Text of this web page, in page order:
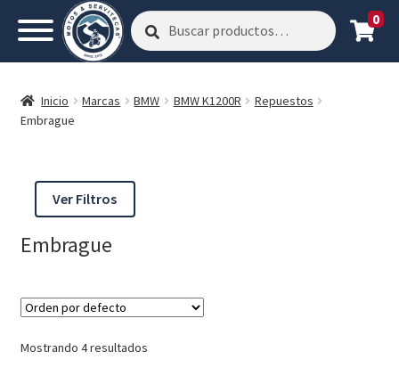
Buscar
por:
Buscar 0
Inicio Marcas BMW BMW K1200R
Repuestos
Embrague
Ver Filtros
Embrague
Mostrando 4 resultados